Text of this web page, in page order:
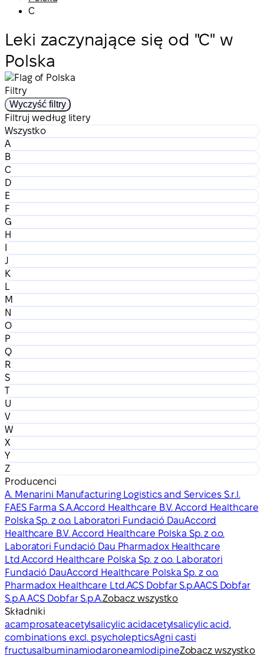
C
Leki zaczynające się od "C" w
Polska
Filtry
Wyczyść filtry
Filtruj według litery
Wszystko
A
B
C
D
E
F
G
H
I
J
K
L
M
N
O
P
Q
R
S
T
U
V
W
X
Y
Z
Producenci
A. Menarini Manufacturing Logistics and Services S.r.l.
FAES Farma S.A.Accord Healthcare B.V. Accord Healthcare
Polska Sp. z o.o. Laboratori Fundació DauAccord
Healthcare B.V. Accord Healthcare Polska Sp. z o.o.
Laboratori Fundació Dau Pharmadox Healthcare
Ltd.Accord Healthcare Polska Sp. z o.o. Laboratori
Fundació DauAccord Healthcare Polska Sp. z o.o.
Pharmadox Healthcare Ltd.ACS Dobfar S.p.AACS Dobfar
S.p.A ACS Dobfar S.p.A.Zobacz wszystko
Składniki
acamprosateacetylsalicylic acidacetylsalicylic acid,
combinations excl. psycholepticsAgni casti
fructusalbuminamiodaroneamlodipineZobacz wszystko